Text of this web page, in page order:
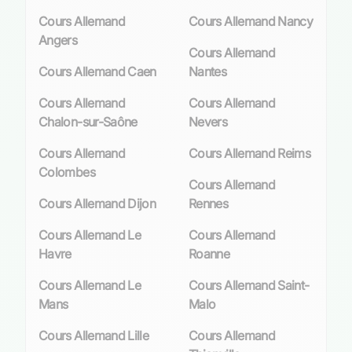
heure pour les collégiens.
Cette approche personnalisée s’avère cruciale
pour répondre efficacement aux besoins variés
seulement à améliorer leur compréhension et
expression en allemand, mais également à
acquérir une aisance culturelle indispensable
dans leurs études supérieures ou parcours
système éducatif parisien
Intégration de l’Allemand dans les programmes
scolaires à Paris
L’apprentissage de la langue allemande s’intègre
Cours Allemand
Angers
Cours Allemand Caen
Cours Allemand
Chalon-sur-Saône
Cours Allemand
Colombes
Cours Allemand Dijon
Cours Allemand Le
Havre
Cours Allemand Le
Mans
Cours Allemand Lille
Cours Allemand Nancy
Cours Allemand
Nantes
Cours Allemand
Nevers
Cours Allemand Reims
Cours Allemand
Rennes
Cours Allemand
Roanne
Cours Allemand Saint-
Malo
Cours Allemand